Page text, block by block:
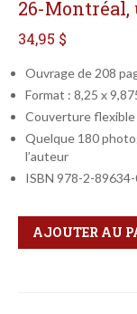
26-
34,95 $
Ouvrage de 208
Format : 8,25 x
Couverture flexible
Quelque 180
l’auteur
ISBN 978-2-
Qté
Format
AJOUTER AU